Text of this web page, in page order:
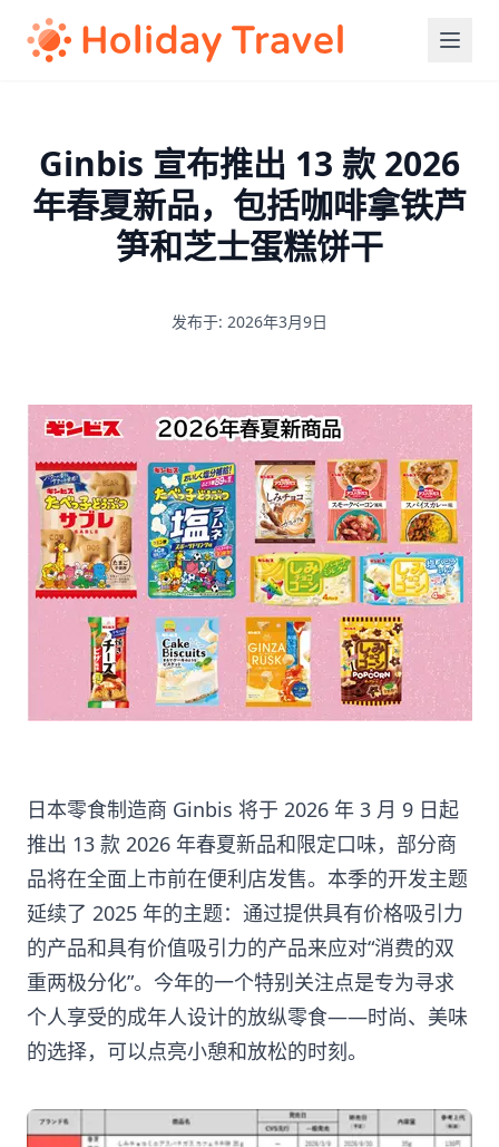
Ginbis 宣布推出 13 款 2026
年春夏新品，包括咖啡拿铁芦
笋和芝士蛋糕饼干
发布于: 2026年3月9日
日本零食制造商 Ginbis 将于 2026 年 3 月 9 日起
推出 13 款 2026 年春夏新品和限定口味，部分商
品将在全面上市前在便利店发售。本季的开发主题
延续了 2025 年的主题：通过提供具有价格吸引力
的产品和具有价值吸引力的产品来应对“消费的双
重两极分化”。今年的一个特别关注点是专为寻求
个人享受的成年人设计的放纵零食——时尚、美味
的选择，可以点亮小憩和放松的时刻。